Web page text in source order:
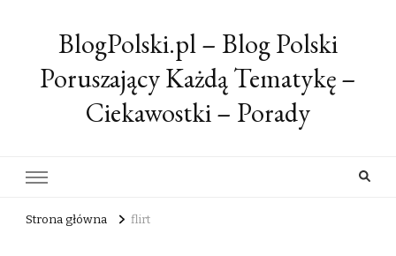
BlogPolski.pl – Blog Polski
Poruszający Każdą Tematykę –
Ciekawostki – Porady
Strona główna flirt